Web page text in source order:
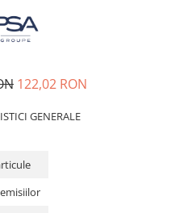
122,02 RON
GENERALE